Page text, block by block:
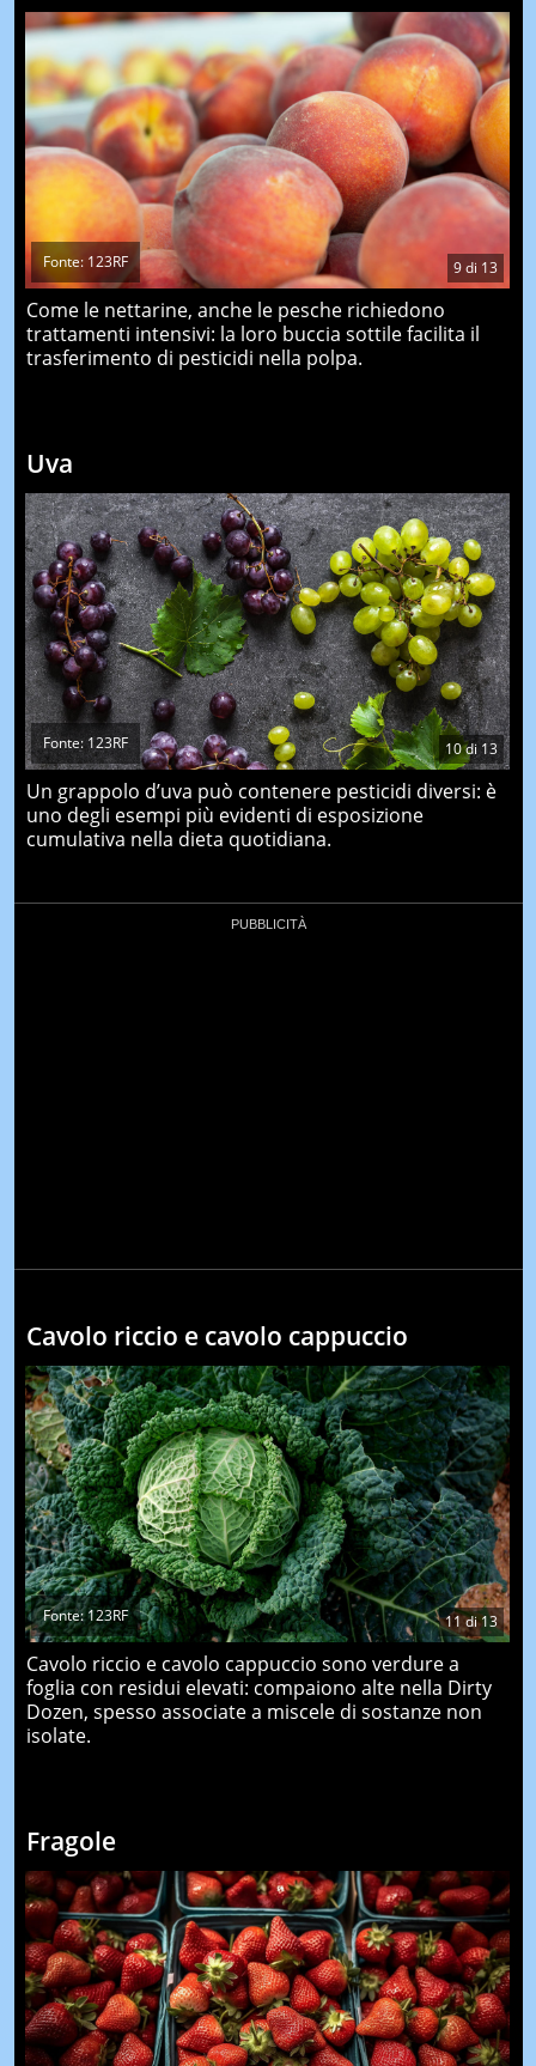
9di 13
Fonte: 123RF
Come le nettarine, anche le pesche richiedono
trattamenti intensivi: la loro buccia sottile facilita il
trasferimento di pesticidi nella polpa.
Uva
10di13
Fonte: 123RF
Un grappolo d’uva può contenere pesticidi diversi: è
uno degli esempi più evidenti di esposizione
cumulativa nella dieta quotidiana.
Cavolo riccio e cavolo cappuccio
11di13
Fonte: 123RF
Cavolo riccio e cavolo cappuccio sono verdure a
foglia con residui elevati: compaiono alte nella Dirty
Dozen, spesso associate a miscele di sostanze non
isolate.
Fragole